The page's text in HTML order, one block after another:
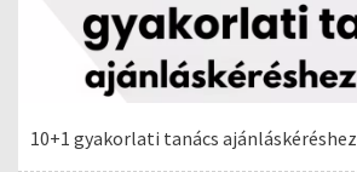
10+1 gyakorlati tanács ajánláskéréshez